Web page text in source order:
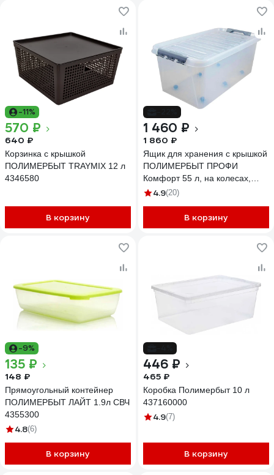
-11%
570 ₽
640 ₽
Корзинка с крышкой
ПОЛИМЕРБЫТ TRAYMIX 12 л
4346580
В корзину
1 460 ₽
1 860 ₽
Ящик для хранения с крышкой
ПОЛИМЕРБЫТ ПРОФИ
Комфорт 55 л, на колесах,
прозрачный 63200798
4.9(20)
В корзину
-9%
135 ₽
148 ₽
Прямоугольный контейнер
ПОЛИМЕРБЫТ ЛАЙТ 1.9л СВЧ
4355300
4.8(6)
В корзину
446 ₽
465 ₽
Коробка Полимербыт 10 л
437160000
4.9(7)
В корзину